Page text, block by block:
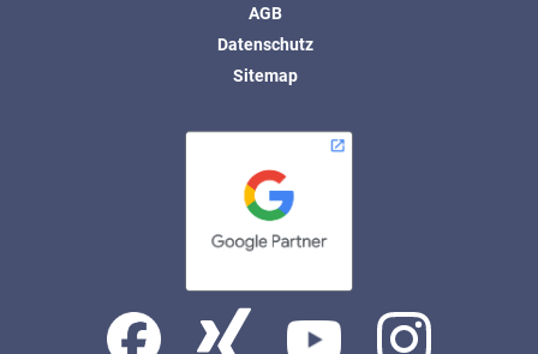
AGB
Datenschutz
Sitemap